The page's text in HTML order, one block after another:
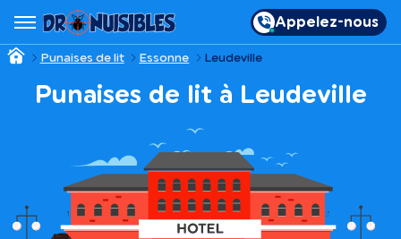
Appelez-nous
Punaises de lit Essonne Leudeville
Punaises de lit à Leudeville